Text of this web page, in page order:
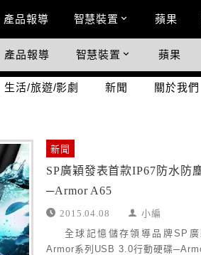
Main Menu
產品報導 智慧裝置 蘋果
國際科技情報
產品報導 智慧裝置 蘋果
生活/旅遊/影劇 新聞 關於我們
新聞
SP廣穎發表首款IP67防水防
─Armor A65
2015.04.08 小編
全球記憶儲存領導品牌SP廣
Armor系列USB 3.0行動硬碟